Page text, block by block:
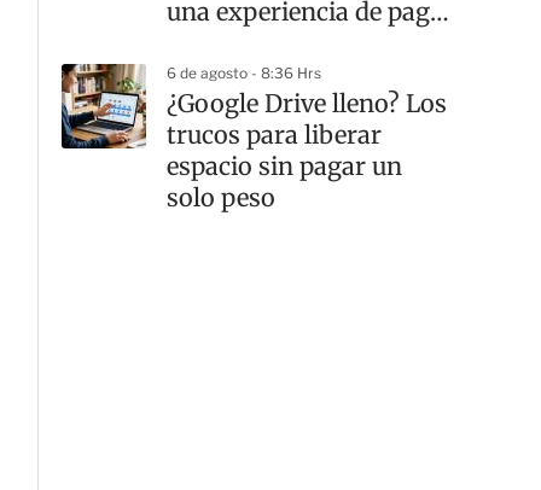
una experiencia de pago
6 de agosto - 8:36 Hrs
¿Google Drive lleno? Los
trucos para liberar
espacio sin pagar un
solo peso